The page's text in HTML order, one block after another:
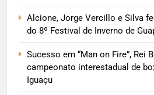
Alcione, Jorge Vercillo e Silva
do 8º Festival de Inverno de
Sucesso em “Man on Fire”, Rei
campeonato interestadual de
Iguaçu